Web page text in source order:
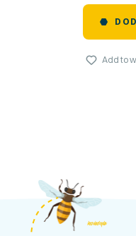
Add to
kosnicashop.ba